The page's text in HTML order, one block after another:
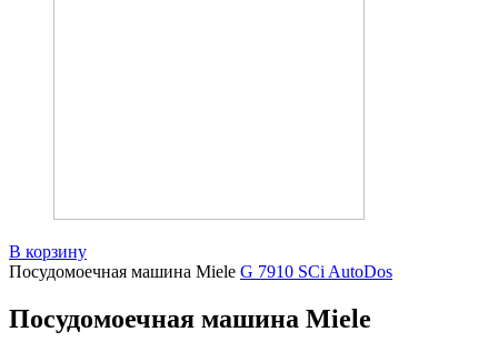
В корзину
Посудомоечная машина Miele G 7910 SCi AutoDos
Посудомоечная машина Miele